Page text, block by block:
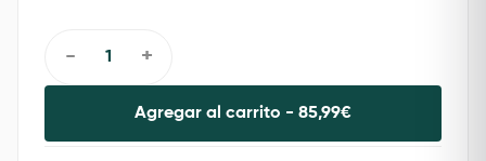
Agregar al carrito - 85,99€
- +